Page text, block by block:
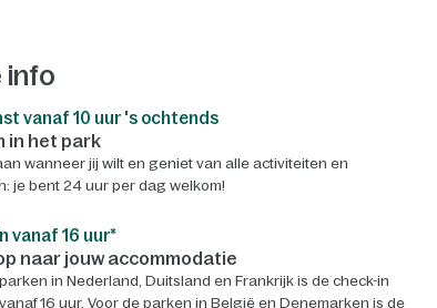
info
vanaf 10 uur 's ochtends
in het park
wanneer jij wilt en geniet van alle activiteiten en
je bent 24 uur per dag welkom!
vanaf 16 uur*
op naar jouw accommodatie
in Nederland, Duitsland en Frankrijk is de check-in
16 uur. Voor de parken in België en Denemarken is de